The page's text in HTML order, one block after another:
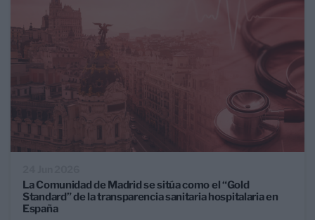
La Comunidad de Madrid se sitúa como el “Gold
Standard” de la transparencia sanitaria hospitalaria en
España